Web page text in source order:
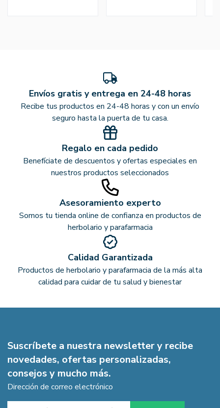
Envíos gratis y entrega en 24-48 horas
Recibe tus productos en 24-48 horas y con un envío
seguro hasta la puerta de tu casa.
Regalo en cada pedido
Benefíciate de descuentos y ofertas especiales en
nuestros productos seleccionados
Asesoramiento experto
Somos tu tienda online de confianza en productos de
herbolario y parafarmacia
Calidad Garantizada
Productos de herbolario y parafarmacia de la más alta
calidad para cuidar de tu salud y bienestar
Suscríbete a nuestra newsletter y recibe
novedades, ofertas personalizadas,
consejos y mucho más.
Dirección de correo electrónico